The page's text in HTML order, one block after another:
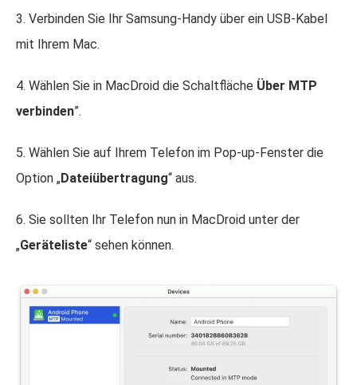
3. Verbinden Sie Ihr Samsung-Handy über ein USB-Kabel
mit Ihrem Mac.
4. Wählen Sie in MacDroid die Schaltfläche Über MTP
verbinden”.
5. Wählen Sie auf Ihrem Telefon im Pop-up-Fenster die
Option „Dateiübertragung“ aus.
6. Sie sollten Ihr Telefon nun in MacDroid unter der
„Geräteliste“ sehen können.